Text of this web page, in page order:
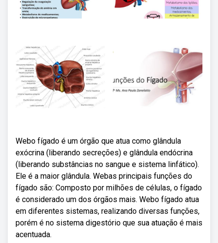
Webo fígado é um órgão que atua como glândula
exócrina (liberando secreções) e glândula endócrina
(liberando substâncias no sangue e sistema linfático).
Ele é a maior glândula. Webas principais funções do
fígado são: Composto por milhões de células, o fígado
é considerado um dos órgãos mais. Webo fígado atua
em diferentes sistemas, realizando diversas funções,
porém é no sistema digestório que sua atuação é mais
acentuada.